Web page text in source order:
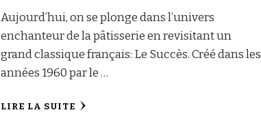
Aujourd’hui, on se plonge dans l’univers
enchanteur de la pâtisserie en revisitant un
grand classique français: Le Succès. Créé dans les
années 1960 par le …
LIRE LA SUITE